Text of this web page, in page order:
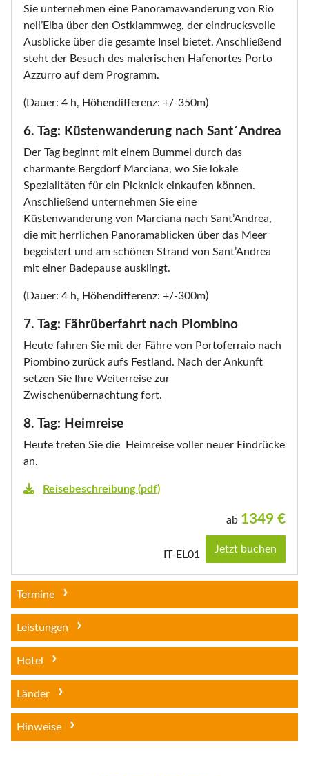
Sie unternehmen eine Panoramawanderung von Rio
nell’Elba über den Ostklammweg, der eindrucksvolle
Ausblicke über die gesamte Insel bietet. Anschließend
steht der Besuch des malerischen Hafenortes Porto
Azzurro auf dem Programm.
(Dauer: 4 h, Höhendifferenz: +/-350m)
6. Tag: Küstenwanderung nach Sant´Andrea
Der Tag beginnt mit einem Bummel durch das
charmante Bergdorf Marciana, wo Sie lokale
Spezialitäten für ein Picknick einkaufen können.
Anschließend unternehmen Sie eine
Küstenwanderung von Marciana nach Sant’Andrea,
die mit herrlichen Panoramablicken über das Meer
begeistert und am schönen Strand von Sant’Andrea
mit einer Badepause ausklingt.
(Dauer: 4 h, Höhendifferenz: +/-300m)
7. Tag: Fährüberfahrt nach Piombino
Heute fahren Sie mit der Fähre von Portoferraio nach
Piombino zurück aufs Festland. Nach der Ankunft
setzen Sie Ihre Weiterreise zur
Zwischenübernachtung fort.
8. Tag: Heimreise
Heute treten Sie die Heimreise voller neuer Eindrücke
an.
Reisebeschreibung (pdf)
ab 1349 €
IT-EL01 Jetzt buchen
Termine
Leistungen
Hotel
Länder
Hinweise